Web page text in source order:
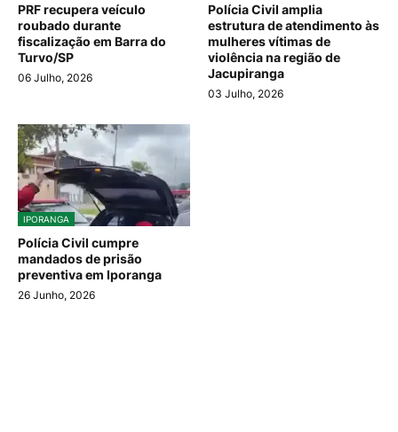
PRF recupera veículo
roubado durante
fiscalização em Barra do
Turvo/SP
06 Julho, 2026
Polícia Civil amplia
estrutura de atendimento às
mulheres vítimas de
violência na região de
Jacupiranga
03 Julho, 2026
IPORANGA
Polícia Civil cumpre
mandados de prisão
preventiva em Iporanga
26 Junho, 2026